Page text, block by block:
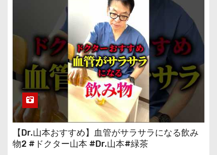
【Dr.山本おすすめ】血管がサラサラになる飲み
物2 #ドクター山本 #Dr.山本#緑茶